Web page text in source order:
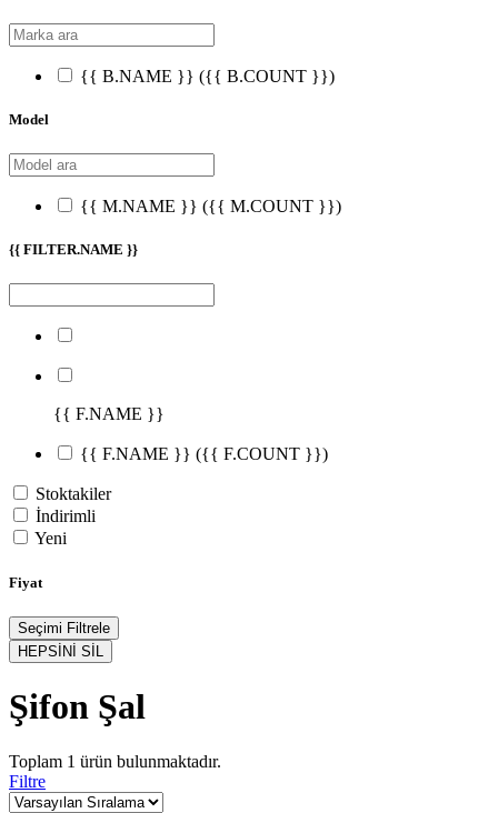
{{ B.NAME }} ({{ B.COUNT }})
Model
{{ M.NAME }} ({{ M.COUNT }})
{{ FILTER.NAME }}
{{ F.NAME }}
{{ F.NAME }} ({{ F.COUNT }})
Stoktakiler
İndirimli
Yeni
Fiyat
Seçimi Filtrele
HEPSİNİ SİL
Şifon Şal
Toplam 1 ürün bulunmaktadır.
Filtre